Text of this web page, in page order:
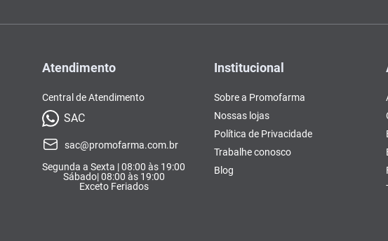
Atendimento
Central de Atendimento
SAC
sac@promofarma.com.br
Segunda a Sexta | 08:00 às 19:00
Sábado| 08:00 às 19:00
Exceto Feriados
Institucional
Sobre a Promofarma
Nossas lojas
Política de Privacidade
Trabalhe conosco
Blog